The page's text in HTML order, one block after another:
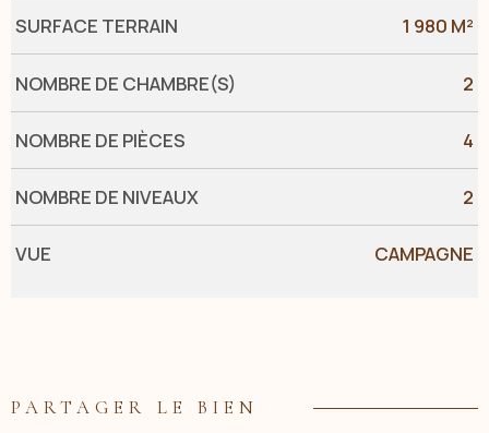
SURFACE TERRAIN 1 980 M²
NOMBRE DE CHAMBRE(S) 2
NOMBRE DE PIÈCES 4
NOMBRE DE NIVEAUX 2
VUE CAMPAGNE
PARTAGER LE BIEN